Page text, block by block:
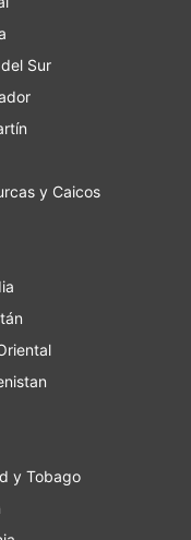
Sur
y Caicos
y Tobago